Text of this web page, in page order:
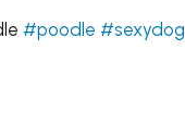
#poodle #sexydog